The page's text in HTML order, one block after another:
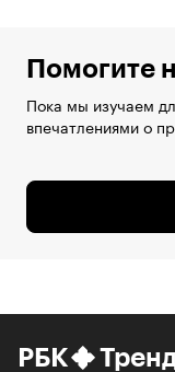
Помогите
Пока мы изучаем
впечатлениями о
РБК